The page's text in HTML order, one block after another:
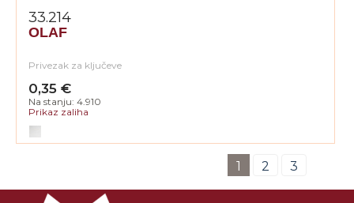
33.214
OLAF
Privezak za ključeve
0,35 €
Na stanju: 4.910
Prikaz zaliha
1 2 3